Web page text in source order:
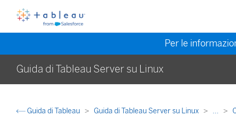
Per le
Guida di Tableau Server su Linux
Guida di Tableau Guida di Tableau Server su Linux ...